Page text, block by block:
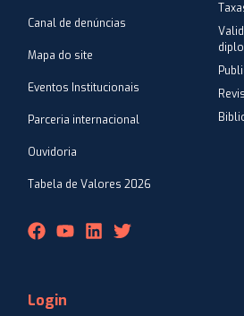
Canal de denúncias
Mapa do site
Eventos Institucionais
Parceria internacional
Ouvidoria
Tabela de Valores 2026
Login